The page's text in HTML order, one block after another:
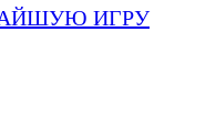
ИГРУ